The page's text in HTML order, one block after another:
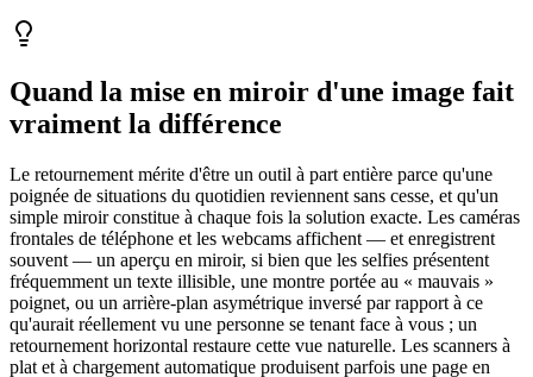
Quand la mise en miroir d'une image fait
vraiment la différence
Le retournement mérite d'être un outil à part entière parce qu'une
poignée de situations du quotidien reviennent sans cesse, et qu'un
simple miroir constitue à chaque fois la solution exacte. Les caméras
frontales de téléphone et les webcams affichent — et enregistrent
souvent — un aperçu en miroir, si bien que les selfies présentent
fréquemment un texte illisible, une montre portée au « mauvais »
poignet, ou un arrière-plan asymétrique inversé par rapport à ce
qu'aurait réellement vu une personne se tenant face à vous ; un
retournement horizontal restaure cette vue naturelle. Les scanners à
plat et à chargement automatique produisent parfois une page en